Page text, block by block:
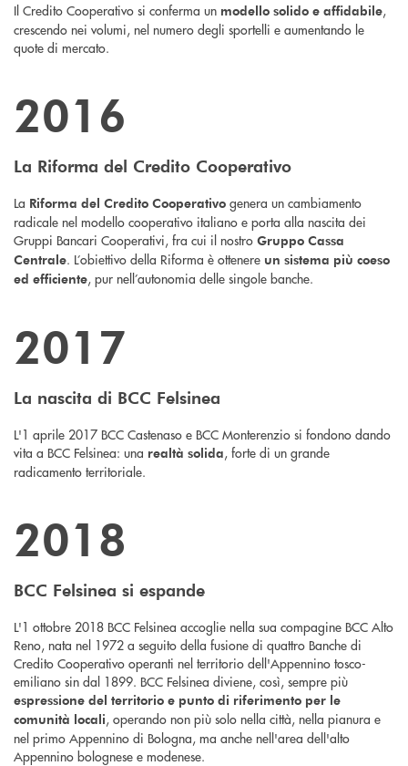
Il Credito Cooperativo si conferma un modello solido e affidabile,
crescendo nei volumi, nel numero degli sportelli e aumentando le
quote di mercato.
2016
La Riforma del Credito Cooperativo
La Riforma del Credito Cooperativo genera un cambiamento
radicale nel modello cooperativo italiano e porta alla nascita dei
Gruppi Bancari Cooperativi, fra cui il nostro Gruppo Cassa
Centrale. L’obiettivo della Riforma è ottenere un sistema più coeso
ed efficiente, pur nell’autonomia delle singole banche.
2017
La nascita di BCC Felsinea
L'1 aprile 2017 BCC Castenaso e BCC Monterenzio si fondono dando
vita a BCC Felsinea: una realtà solida, forte di un grande
radicamento territoriale.
2018
BCC Felsinea si espande
L'1 ottobre 2018 BCC Felsinea accoglie nella sua compagine BCC Alto
Reno, nata nel 1972 a seguito della fusione di quattro Banche di
Credito Cooperativo operanti nel territorio dell'Appennino tosco-
emiliano sin dal 1899. BCC Felsinea diviene, così, sempre più
espressione del territorio e punto di riferimento per le
comunità locali, operando non più solo nella città, nella pianura e
nel primo Appennino di Bologna, ma anche nell'area dell'alto
Appennino bolognese e modenese.